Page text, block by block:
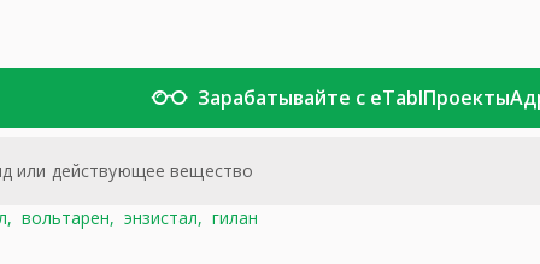
Зарабатывайте с eTablПроекты
вольтарен, энзистал, гилан